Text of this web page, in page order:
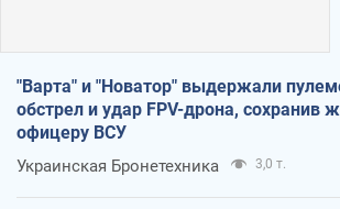
"Варта" и "Новатор" выдержали
обстрел и удар FPV-дрона, сохранив
офицеру ВСУ
Украинская Бронетехника 3,0 т.